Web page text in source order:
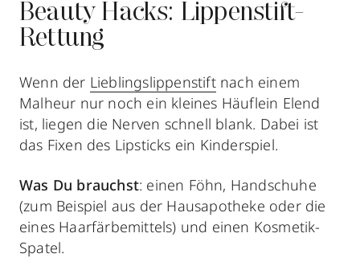
Beauty Hacks: Lippenstift-
Rettung
Wenn der Lieblingslippenstiftnach einem
Malheur nur noch ein kleines Häuflein Elend
ist, liegen die Nerven schnell blank. Dabei ist
das Fixen des Lipsticks ein Kinderspiel.
Was Du brauchst: einen Föhn, Handschuhe
(zum Beispiel aus der Hausapotheke oder die
eines Haarfärbemittels) und einen Kosmetik-
Spatel.